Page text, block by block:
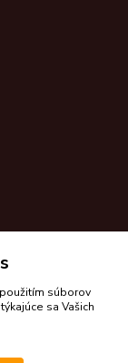
súborov
sa Vašich